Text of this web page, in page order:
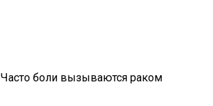
Часто боли вызываются раком